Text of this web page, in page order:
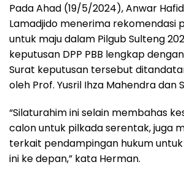
Pada Ahad (19/5/2024), Anwar
Lamadjido menerima rekomendasi
untuk maju dalam Pilgub Sulteng
keputusan DPP PBB lengkap dengan
Surat keputusan tersebut
oleh Prof. Yusril Ihza Mahendra dan
“Silaturahim ini selain membahas
calon untuk pilkada serentak, juga
terkait pendampingan hukum
ini ke depan,” kata Herman.